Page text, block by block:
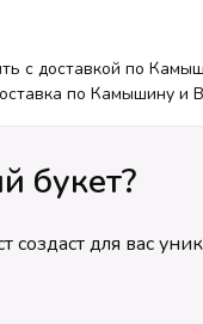
с доставкой по
по Камышину и
букет?
создаст для вас